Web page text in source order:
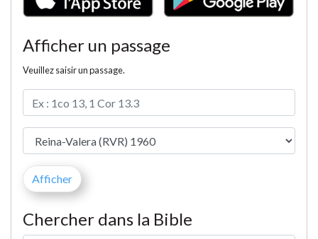
Afficher un passage
Veuillez saisir un passage.
Chercher dans la Bible